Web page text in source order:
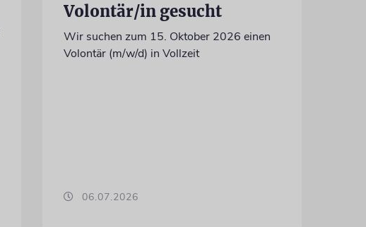
Volontär/in gesucht
Wir suchen zum 15. Oktober 2026 einen
Volontär (m/w/d) in Vollzeit
06.07.2026